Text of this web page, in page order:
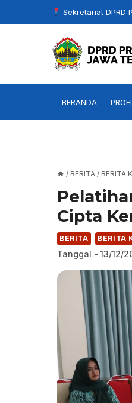
to
Sekretariat DPRD
BERANDA
/ BERITA / BERITA
Cipta
BERITA BERITA
Tanggal - 13/12/